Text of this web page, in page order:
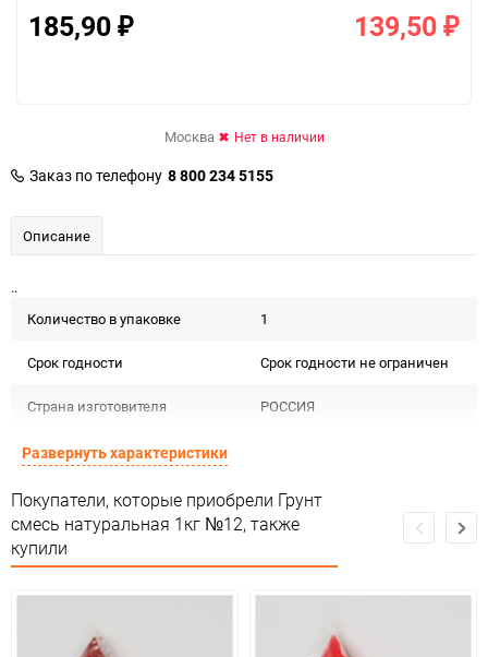
185,90 ₽ 139,50 ₽
Москва Нет в наличии
Заказ по телефону 8 800 234 5155
Описание
..
Количество в упаковке
1
Срок годности Срок годности не ограничен
Страна изготовителя РОССИЯ
Предназначение товара
Сертификация Не подлежит сертификации
Особые условия Особых условий не требует
Развернуть характеристики
Покупатели, которые приобрели Грунт
смесь натуральная 1кг №12, также
купили